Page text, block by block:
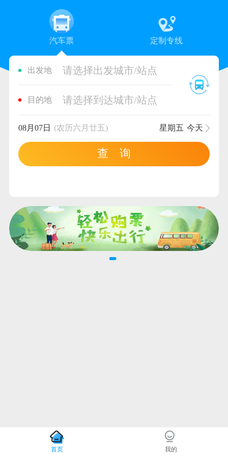
汽车票 定制专线
出发地 请选择出发城市/站点
目的地 请选择到达城市/站点
08月07日 (农历六月廿五) 星期五 今天
查 询
首页 我的